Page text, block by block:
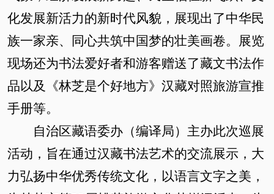
化发展新活力的新时代风貌，展现出了中华民
族一家亲、同心共筑中国梦的壮美画卷。展览
现场还为书法爱好者和游客赠送了藏文书法作
品以及《林芝是个好地方》汉藏对照旅游宣推
手册等。
自治区藏语委办（编译局）主办此次巡展
活动，旨在通过汉藏书法艺术的交流展示，大
力弘扬中华优秀传统文化，以语言文字之美，